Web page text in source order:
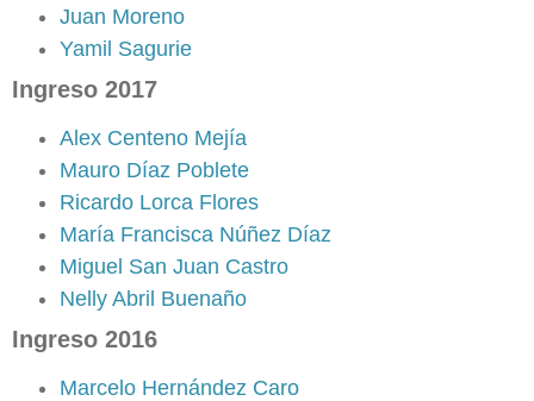
Juan Moreno
Yamil Sagurie
Ingreso 2017
Alex Centeno Mejía
Mauro Díaz Poblete
Ricardo Lorca Flores
María Francisca Núñez Díaz
Miguel San Juan Castro
Nelly Abril Buenaño
Ingreso 2016
Marcelo Hernández Caro